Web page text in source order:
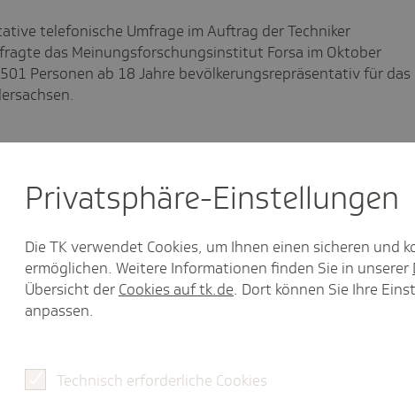
telefonische Umfrage im Auftrag der Techniker
das Meinungsforschungsinstitut Forsa im Oktober
Personen ab 18 Jahre bevölkerungsrepräsentativ für das
Presse
Leon Strohmaier
Landespressesprecher
leon.strohmaier@tk.de
05 11 - 30 18 53-52
Privat­sphäre-Einstel­lungen
Die TK verwendet Cookies, um Ihnen einen sicheren und
ermöglichen. Weitere Informationen finden Sie in unserer
Übersicht der Cookies auf tk.de. Dort können Sie Ihre
anpassen.
Technisch erforderliche Cookies